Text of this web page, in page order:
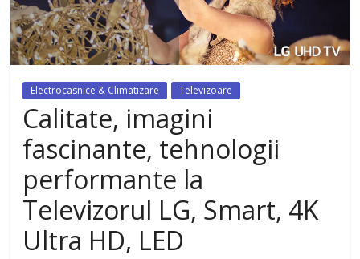
dezvoltat, cu Flexor Fitness-
dispozitiv pentru tonifiere muschi
Electrocasnice & Climatizare Televizoare
Calitate, imagini
fascinante, tehnologii
performante la
Televizorul LG, Smart, 4K
Ultra HD, LED